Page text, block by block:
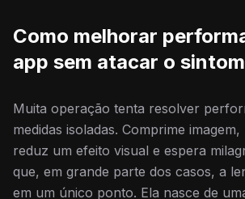
Como melhorar
app sem atacar o
Muita operação tenta resolver
medidas isoladas. Comprime
reduz um efeito visual e espera
que, em grande parte dos casos, a
em um único ponto. Ela nasce de